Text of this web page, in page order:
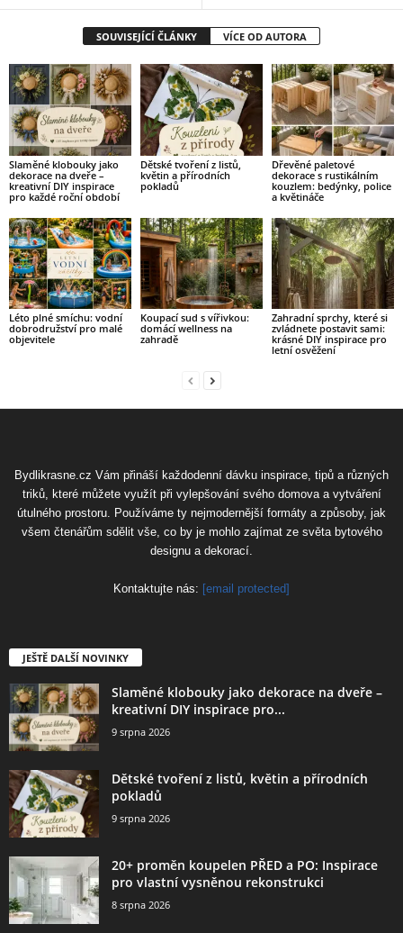
SOUVISEJÍCÍ ČLÁNKY VÍCE OD AUTORA
Slaměné klobouky jako
dekorace na dveře –
kreativní DIY inspirace
pro každé roční období
Dětské tvoření z listů,
květin a přírodních
pokladů
Dřevěné paletové
dekorace s rustikálním
kouzlem: bedýnky, police
a květináče
Léto plné smíchu: vodní
dobrodružství pro malé
objevitele
Koupací sud s vířivkou:
domácí wellness na
zahradě
Zahradní sprchy, které si
zvládnete postavit sami:
krásné DIY inspirace pro
letní osvěžení
Bydlikrasne.cz Vám přináší každodenní dávku inspirace, tipů a různých
triků, které můžete využít při vylepšování svého domova a vytváření
útulného prostoru. Používáme ty nejmodernější formáty a způsoby, jak
všem čtenářům sdělit vše, co by je mohlo zajímat ze světa bytového
designu a dekorací.
Kontaktujte nás: [email protected]
JEŠTĚ DALŠÍ NOVINKY
Slaměné klobouky jako dekorace na dveře –
kreativní DIY inspirace pro...
9 srpna 2026
Dětské tvoření z listů, květin a přírodních
pokladů
9 srpna 2026
20+ proměn koupelen PŘED a PO: Inspirace
pro vlastní vysněnou rekonstrukci
8 srpna 2026